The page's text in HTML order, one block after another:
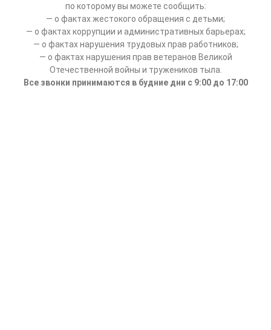
по которому вы можете сообщить:
— о фактах жестокого обращения с детьми;
— о фактах коррупции и административных барьерах;
— о фактах нарушения трудовых прав работников;
— о фактах нарушения прав ветеранов Великой
Отечественной войны и тружеников тыла.
Все звонки принимаются в будние дни с 9:00 до 17:00